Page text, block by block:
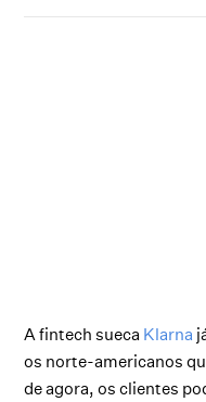
A fintech sueca Klarna
os norte-americanos
de agora, os clientes